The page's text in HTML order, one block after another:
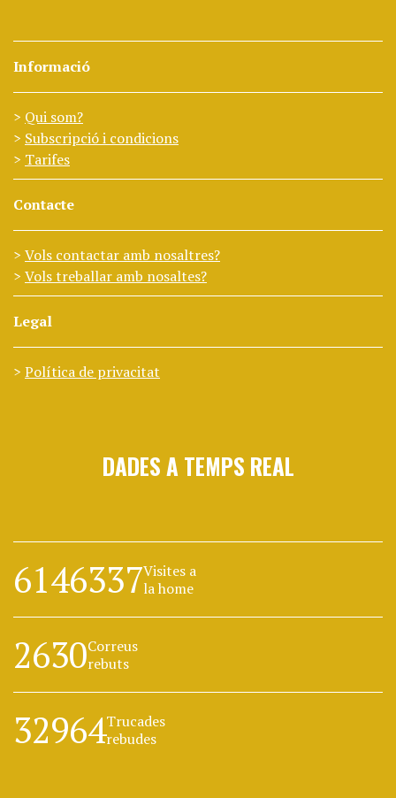
Informació
Qui som?
Subscripció i condicions
Tarifes
Contacte
Vols contactar amb nosaltres?
Vols treballar amb nosaltes?
Legal
Política de privacitat
DADES A TEMPS REAL
6146337Visites a
la home
2630Correus
rebuts
32964Trucades
rebudes